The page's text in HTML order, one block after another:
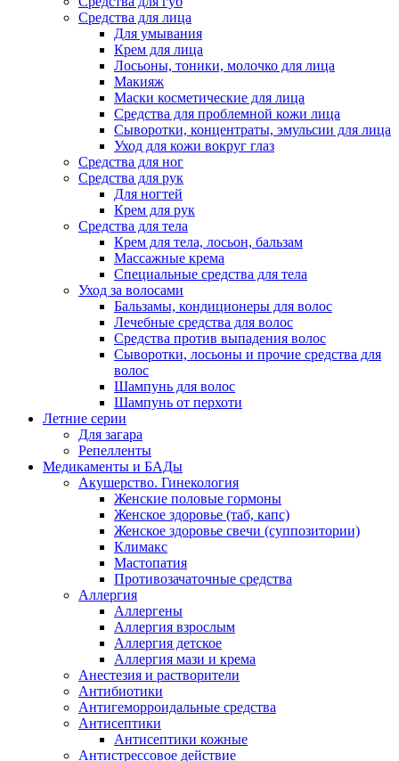
Средства для лица
Для умывания
Крем для лица
Лосьоны, тоники, молочко для лица
Макияж
Маски косметические для лица
Средства для проблемной кожи лица
Сыворотки, концентраты, эмульсии для лица
Уход для кожи вокруг глаз
Средства для ног
Средства для рук
Для ногтей
Крем для рук
Средства для тела
Крем для тела, лосьон, бальзам
Массажные крема
Специальные средства для тела
Уход за волосами
Бальзамы, кондиционеры для волос
Лечебные средства для волос
Средства против выпадения волос
Сыворотки, лосьоны и прочие средства для
волос
Шампунь для волос
Шампунь от перхоти
Летние серии
Для загара
Репелленты
Медикаменты и БАДы
Акушерство. Гинекология
Женские половые гормоны
Женское здоровье (таб, капс)
Женское здоровье свечи (суппозитории)
Климакс
Мастопатия
Противозачаточные средства
Аллергия
Аллергены
Аллергия взрослым
Аллергия детское
Аллергия мази и крема
Анестезия и растворители
Антибиотики
Антигеморроидальные средства
Антисептики
Антисептики кожные
Антистрессовое действие